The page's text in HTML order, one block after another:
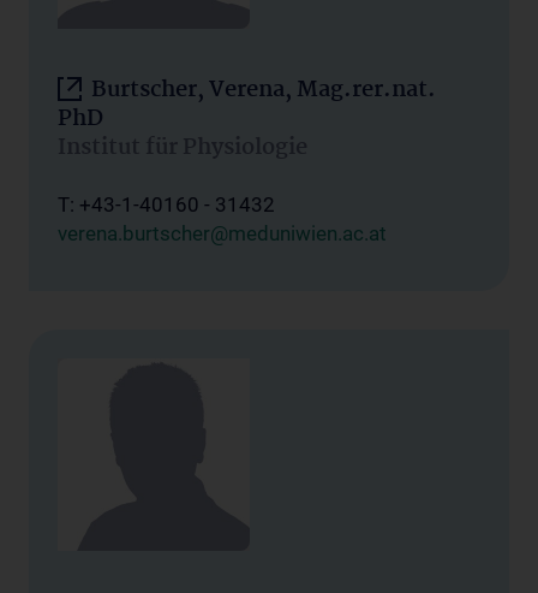
Burtscher, Verena, Mag.rer.nat.
PhD
Institut für Physiologie
T: +43-1-40160 - 31432
verena.burtscher@meduniwien.ac.at